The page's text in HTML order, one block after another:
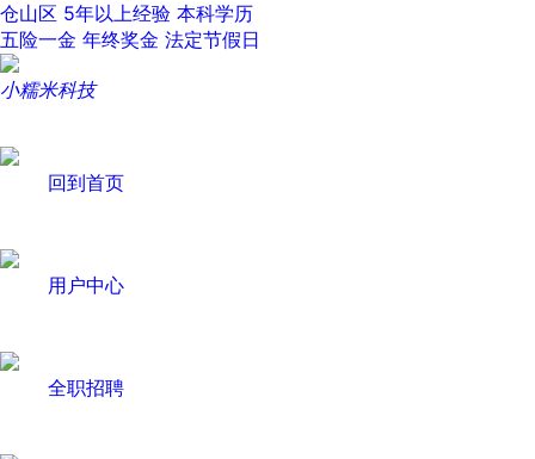
仓山区 5年以上经验 本科学历
五险一金 年终奖金 法定节假日
小糯米科技
回到首页
用户中心
全职招聘